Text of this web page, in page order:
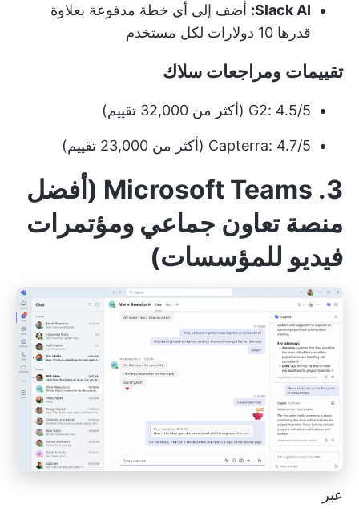
Slack AI: أضف إلى أي خطة مدفوعة بعلاوة
قدرها 10 دولارات لكل مستخدم
تقييمات ومراجعات سلاك
G2: 4.5/5 (أكثر من 32,000 تقييم)
Capterra: 4.7/5 (أكثر من 23,000 تقييم)
3. Microsoft Teams (أفضل
منصة تعاون جماعي ومؤتمرات
فيديو للمؤسسات)
عبر